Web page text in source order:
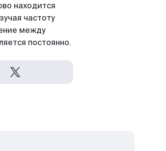
находится
частоту
между
постоянно.